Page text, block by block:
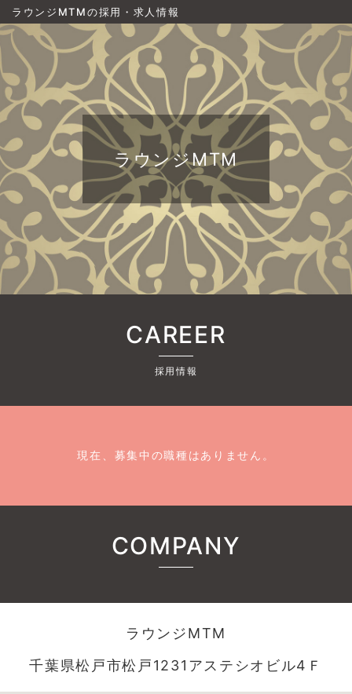
ラウンジMTMの採用・求人情報
ラウンジMTM
CAREER
採用情報
現在、募集中の職種はありません。
COMPANY
ラウンジMTM
千葉県松戸市松戸1231アステシオビル4Ｆ